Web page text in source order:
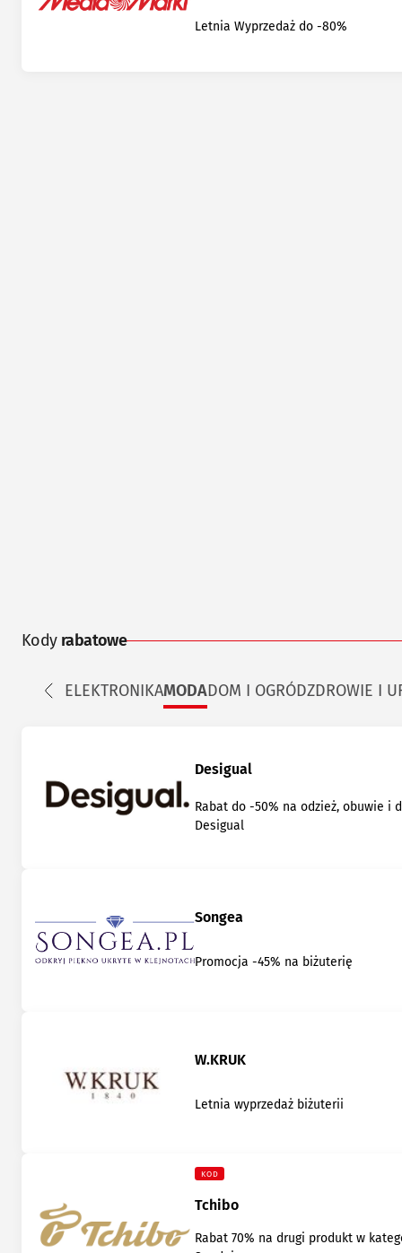
Letnia Wyprzedaż do -80%
Kody rabatowe
ELEKTRONIKAMODADOM I OGRÓDZDROWIE I
Desigual
Rabat do -50% na odzież, obuwie i
Desigual
Songea
Promocja -45% na biżuterię
W.KRUK
Letnia wyprzedaż biżuterii
KOD
Tchibo
Rabat 70% na drugi produkt w